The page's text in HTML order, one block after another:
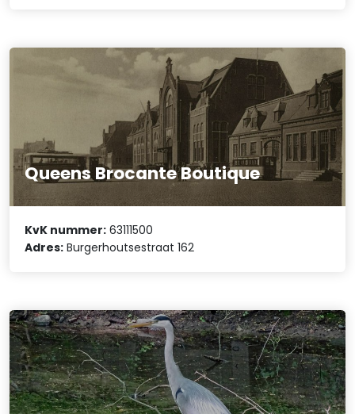
Queens Brocante Boutique
KvK nummer: 63111500
Adres: Burgerhoutsestraat 162